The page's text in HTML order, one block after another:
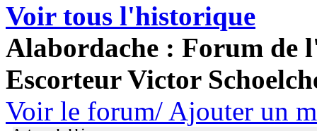
Voir tous l'historique
Alabordache : Forum de
Escorteur Victor
Voir le forum/ Ajouter un